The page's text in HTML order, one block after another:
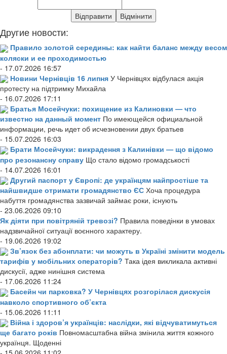
Другие новости:
Правило золотой середины: как найти баланс между весом
коляски и ее проходимостью
- 17.07.2026 16:57
Новини Чернівців 16 липня У Чернівцях відбулася акція
протесту на підтримку Михайла
- 16.07.2026 17:11
Братья Мосейчуки: похищение из Калиновки — что
известно на данный момент По имеющейся официальной
информации, речь идет об исчезновении двух братьев
- 15.07.2026 16:03
Брати Мосейчуки: викрадення з Калинівки — що відомо
про резонансну справу Що стало відомо громадськості
- 14.07.2026 16:01
Другий паспорт у Європі: де українцям найпростіше та
найшвидше отримати громадянство ЄС Хоча процедура
набуття громадянства зазвичай займає роки, існують
- 23.06.2026 09:10
Як діяти при повітряній тревозі? Правила поведінки в умовах
надзвичайної ситуації воєнного характеру.
- 19.06.2026 19:02
Зв’язок без абонплати: чи можуть в Україні змінити модель
тарифів у мобільних операторів? Така ідея викликала активні
дискусії, адже нинішня система
- 17.06.2026 11:24
Басейн чи парковка? У Чернівцях розгорілася дискусія
навколо спортивного об’єкта
- 15.06.2026 11:11
Війна і здоров’я українців: наслідки, які відчуватимуться
ще багато років Повномасштабна війна змінила життя кожного
українця. Щоденні